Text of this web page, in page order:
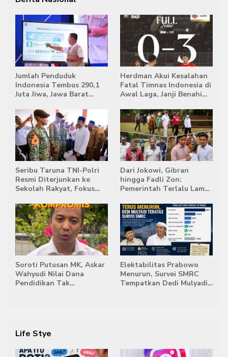
Jumlah Penduduk
Indonesia Tembus 290,1
Juta Jiwa, Jawa Barat
Terpadat
Herdman Akui Kesalahan
Fatal Timnas Indonesia di
Awal Laga, Janji Benahi
Singapura
Seribu Taruna TNI-Polri
Resmi Diterjunkan ke
Sekolah Rakyat, Fokus
Kemandirian Siswa
Dari Jokowi, Gibran
hingga Fadli Zon:
Pemerintah Terlalu Lama
Stockpile Batu Bara Masih
Mengepung Candi Muaro
Jambi
Soroti Putusan MK, Askar
Wahyudi Nilai Dana
Pendidikan Tak
Elektabilitas Prabowo
Menurun, Survei SMRC
Tempatkan Dedi Mulyadi
Life Stye